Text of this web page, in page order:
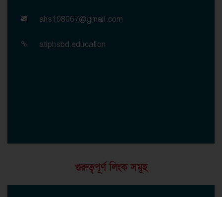
ahs108067@gmail.com
atiphsbd.education
গুরুত্বপূর্ণ লিংক সমূহ